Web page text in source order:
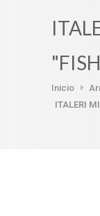
Inicio
ITALERI